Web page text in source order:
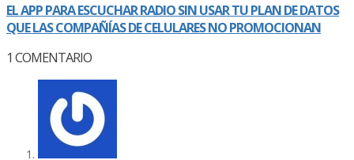
EL APP PARA ESCUCHAR RADIO SIN USAR TU PLAN DE DATOS
QUE LAS COMPAÑÍ­AS DE CELULARES NO PROMOCIONAN
1 COMENTARIO